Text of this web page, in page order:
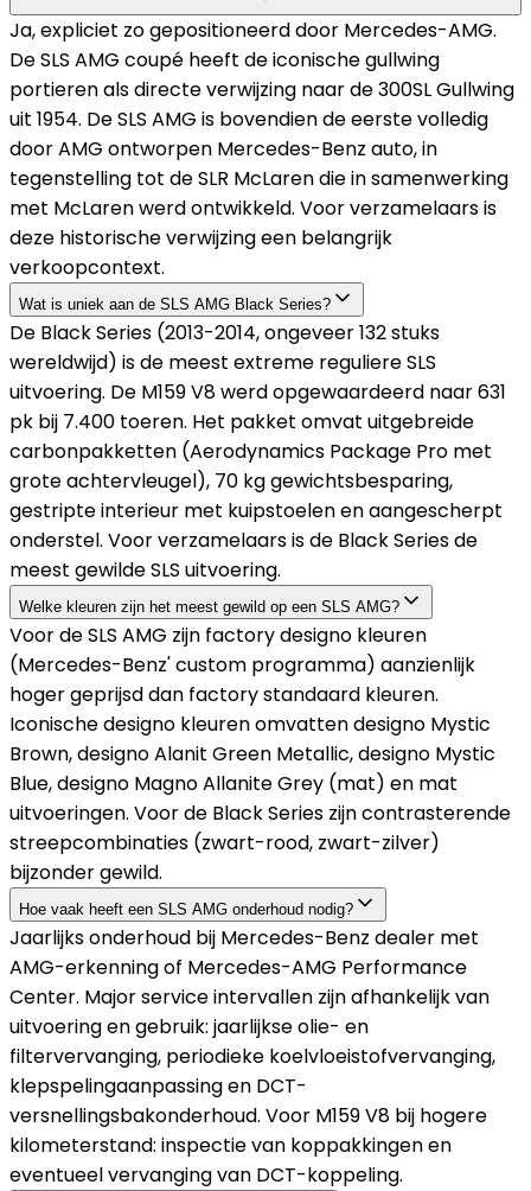
Ja, expliciet zo gepositioneerd door Mercedes-AMG.
De SLS AMG coupé heeft de iconische gullwing
portieren als directe verwijzing naar de 300SL Gullwing
uit 1954. De SLS AMG is bovendien de eerste volledig
door AMG ontworpen Mercedes-Benz auto, in
tegenstelling tot de SLR McLaren die in samenwerking
met McLaren werd ontwikkeld. Voor verzamelaars is
deze historische verwijzing een belangrijk
verkoopcontext.
Wat is uniek aan de SLS AMG Black Series?
De Black Series (2013-2014, ongeveer 132 stuks
wereldwijd) is de meest extreme reguliere SLS
uitvoering. De M159 V8 werd opgewaardeerd naar 631
pk bij 7.400 toeren. Het pakket omvat uitgebreide
carbonpakketten (Aerodynamics Package Pro met
grote achtervleugel), 70 kg gewichtsbesparing,
gestripte interieur met kuipstoelen en aangescherpt
onderstel. Voor verzamelaars is de Black Series de
meest gewilde SLS uitvoering.
Welke kleuren zijn het meest gewild op een SLS AMG?
Voor de SLS AMG zijn factory designo kleuren
(Mercedes-Benz' custom programma) aanzienlijk
hoger geprijsd dan factory standaard kleuren.
Iconische designo kleuren omvatten designo Mystic
Brown, designo Alanit Green Metallic, designo Mystic
Blue, designo Magno Allanite Grey (mat) en mat
uitvoeringen. Voor de Black Series zijn contrasterende
streepcombinaties (zwart-rood, zwart-zilver)
bijzonder gewild.
Hoe vaak heeft een SLS AMG onderhoud nodig?
Jaarlijks onderhoud bij Mercedes-Benz dealer met
AMG-erkenning of Mercedes-AMG Performance
Center. Major service intervallen zijn afhankelijk van
uitvoering en gebruik: jaarlijkse olie- en
filtervervanging, periodieke koelvloeistofvervanging,
klepspelingaanpassing en DCT-
versnellingsbakonderhoud. Voor M159 V8 bij hogere
kilometerstand: inspectie van koppakkingen en
eventueel vervanging van DCT-koppeling.